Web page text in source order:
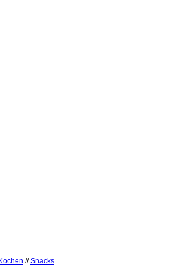
Kochen //Snacks